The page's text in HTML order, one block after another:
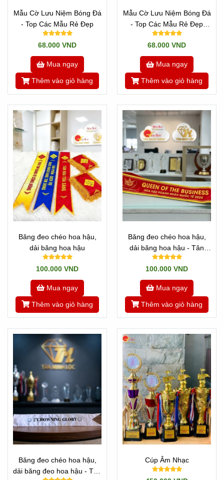
Mẫu Cờ Lưu Niệm Bóng Đá
- Top Các Mẫu Rẻ Đẹp
68.000 VND
Mua ngay
Thêm vào giỏ hàng
Mẫu Cờ Lưu Niệm Bóng Đá
- Top Các Mẫu Rẻ Đẹp
Thịnh Hành
68.000 VND
Mua ngay
Thêm vào giỏ hàng
Băng đeo chéo hoa hậu,
dải băng hoa hậu
100.000 VND
Mua ngay
Thêm vào giỏ hàng
Băng đeo chéo hoa hậu,
dải băng hoa hậu - Tân
Nhật Minh
100.000 VND
Mua ngay
Thêm vào giỏ hàng
Băng đeo chéo hoa hậu,
dải băng đeo hoa hậu - Tân
Cúp Âm Nhạc